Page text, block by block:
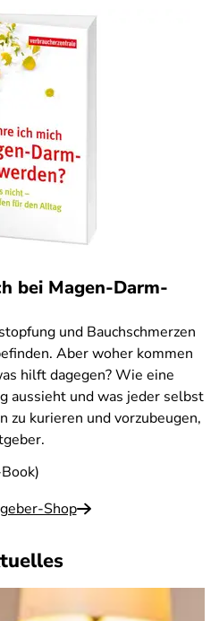
bei Magen-Darm-
und Bauchschmerzen
Aber woher kommen
hilft dagegen? Wie eine
aussieht und was jeder selbst
zu kurieren und vorzubeugen,
Shop